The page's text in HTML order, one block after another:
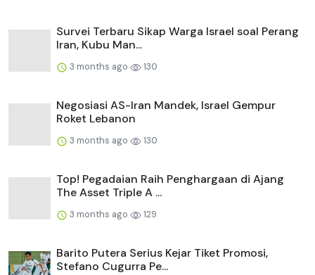
Survei Terbaru Sikap Warga Israel soal Perang
Iran, Kubu Man...
3 months ago 130
Negosiasi AS-Iran Mandek, Israel Gempur
Roket Lebanon
3 months ago 130
Top! Pegadaian Raih Penghargaan di Ajang
The Asset Triple A ...
3 months ago 129
Barito Putera Serius Kejar Tiket Promosi,
Stefano Cugurra Pe...